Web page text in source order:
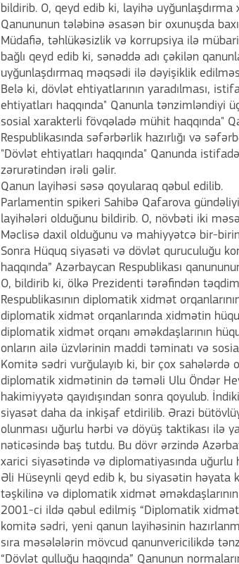
bildirib. O, qeyd edib ki, layihə
Qanununun tələbinə əsasən bir oxunuşda
Müdafiə, təhlükəsizlik və korrupsiya ilə
bağlı qeyd edib ki, sənəddə adı çəkilən
uyğunlaşdırmaq məqsədi ilə dəyişiklik
Belə ki, dövlət ehtiyatlarının yaradılması,
ehtiyatları haqqında" Qanunla tənzimləndiyi
sosial xarakterli fövqəladə mühit haqqında"
Respublikasında səfərbərlik hazırlığı və
"Dövlət ehtiyatları haqqında" Qanunda
zərurətindən irəli gəlir.
Qanun layihəsi səsə qoyularaq qəbul edilib.
Parlamentin spikeri Sahibə Qafarova
layihələri olduğunu bildirib. O, növbəti iki
Məclisə daxil olduğunu və mahiyyətcə bir-
Sonra Hüquq siyasəti və dövlət quruculuğu
haqqında” Azərbaycan Respublikası
O, bildirib ki, ölkə Prezidenti tərəfindən
Respublikasının diplomatik xidmət
diplomatik xidmət orqanlarında xidmətin
diplomatik xidmət orqanı əməkdaşlarının
onların ailə üzvlərinin maddi təminatı və
Komitə sədri vurğulayıb ki, bir çox sahələrdə
diplomatik xidmətinin də təməli Ulu Öndər
hakimiyyətə qayıdışından sonra qoyulub.
siyasət daha da inkişaf etdirilib. Ərazi
olunması uğurlu hərbi və döyüş taktikası ilə
nəticəsində baş tutdu. Bu dövr ərzində
xarici siyasətində və diplomatiyasında uğurlu
Əli Hüseynli qeyd edib k, bu siyasətin
təşkilinə və diplomatik xidmət
2001-ci ildə qəbul edilmiş “Diplomatik
komitə sədri, yeni qanun layihəsinin
sıra məsələlərin mövcud qanunvericilikdə
“Dövlət qulluğu haqqında” Qanunun